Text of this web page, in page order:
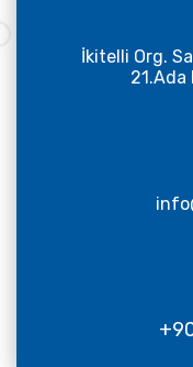
İkitelli Org.
21.Ada